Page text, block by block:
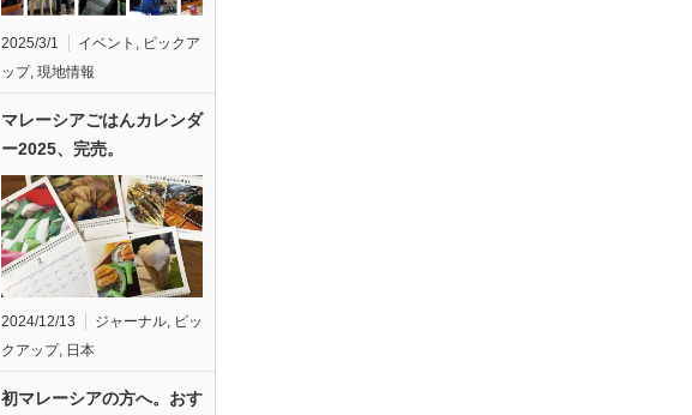
2025/3/1 イベント , ピックア
ップ, 現地情報
マレーシアごはんカレンダ
ー2025、完売。
2024/12/13 ジャーナル ピッ
クアップ, 日本
初マレーシアの方へ。おす